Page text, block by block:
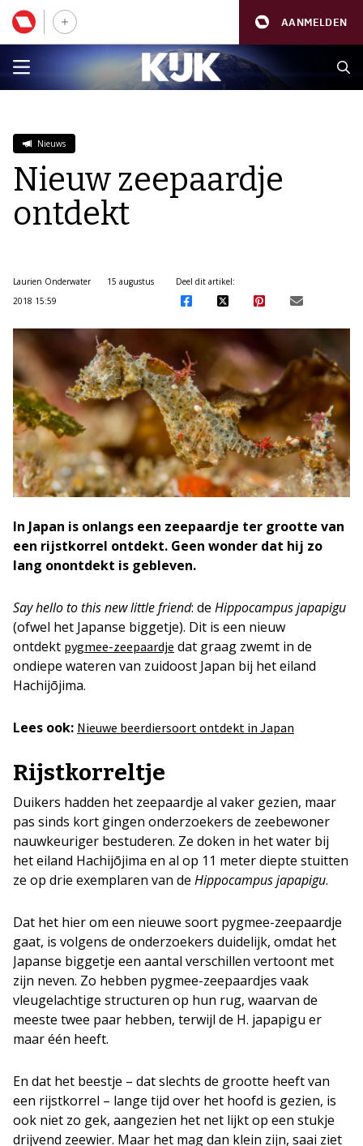
AANMELDEN
Nieuws
Nieuw zeepaardje
ontdekt
Laurien Onderwater
15 augustus
2018 15:59
Deel dit artikel:
In Japan is onlangs een zeepaardje ter grootte van
een rijstkorrel ontdekt. Geen wonder dat hij zo
lang onontdekt is gebleven.
Say hello to this new little friend: de Hippocampus japapigu
(ofwel het Japanse biggetje). Dit is een nieuw
ontdekt pygmee-zeepaardje dat graag zwemt in de
ondiepe wateren van zuidoost Japan bij het eiland
Hachijōjima.
Lees ook: Nieuwe beerdiersoort ontdekt in Japan
Rijstkorreltje
Duikers hadden het zeepaardje al vaker gezien, maar
pas sinds kort gingen onderzoekers de zeebewoner
nauwkeuriger bestuderen. Ze doken in het water bij
het eiland Hachijōjima en al op 11 meter diepte stuitten
ze op drie exemplaren van de Hippocampus japapigu.
Dat het hier om een nieuwe soort pygmee-zeepaardje
gaat, is volgens de onderzoekers duidelijk, omdat het
Japanse biggetje een aantal verschillen vertoont met
zijn neven. Zo hebben pygmee-zeepaardjes vaak
vleugelachtige structuren op hun rug, waarvan de
meeste twee paar hebben, terwijl de H. japapigu er
maar één heeft.
En dat het beestje – dat slechts de grootte heeft van
een rijstkorrel – lange tijd over het hoofd is gezien, is
ook niet zo gek, aangezien het net lijkt op een stukje
drijvend zeewier. Maar het mag dan klein zijn, saai ziet